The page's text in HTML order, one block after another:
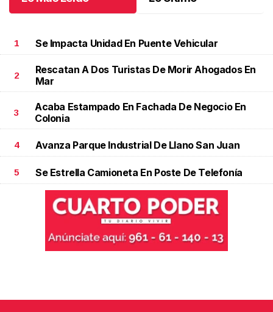
1 Se Impacta Unidad En Puente Vehicular
2
Rescatan A Dos Turistas De Morir Ahogados En
Mar
3
Acaba Estampado En Fachada De Negocio En
Colonia
4 Avanza Parque Industrial De Llano San Juan
5 Se Estrella Camioneta En Poste De Telefonía